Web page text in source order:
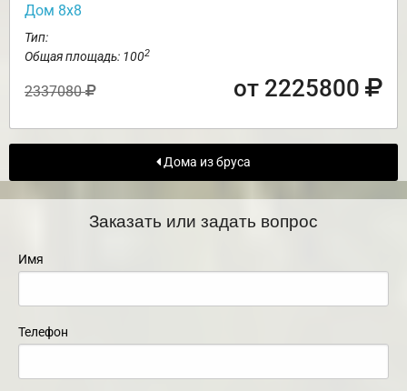
Дом 8х8
Тип:
Общая площадь: 1002
2337080 от 2225800
Дома из бруса
Заказать или задать вопрос
Имя
Телефон